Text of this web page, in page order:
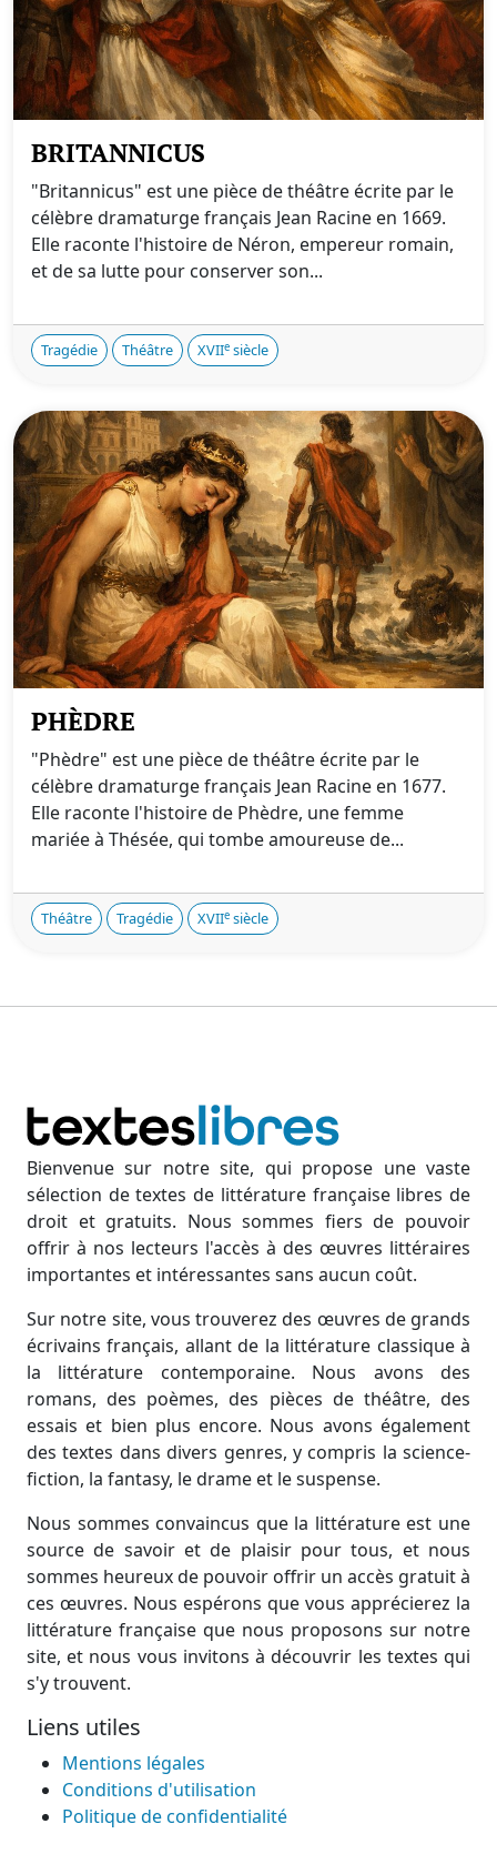
BRITANNICUS
"Britannicus" est une pièce de théâtre écrite par le
célèbre dramaturge français Jean Racine en 1669.
Elle raconte l'histoire de Néron, empereur romain,
et de sa lutte pour conserver son...
Tragédie Théâtre XVIIe siècle
PHÈDRE
"Phèdre" est une pièce de théâtre écrite par le
célèbre dramaturge français Jean Racine en 1677.
Elle raconte l'histoire de Phèdre, une femme
mariée à Thésée, qui tombe amoureuse de...
Théâtre Tragédie XVIIe siècle
Bienvenue sur notre site, qui propose une vaste
sélection de textes de littérature française libres de
droit et gratuits. Nous sommes fiers de pouvoir
offrir à nos lecteurs l'accès à des œuvres littéraires
importantes et intéressantes sans aucun coût.
Sur notre site, vous trouverez des œuvres de grands
écrivains français, allant de la littérature classique à
la littérature contemporaine. Nous avons des
romans, des poèmes, des pièces de théâtre, des
essais et bien plus encore. Nous avons également
des textes dans divers genres, y compris la science-
fiction, la fantasy, le drame et le suspense.
Nous sommes convaincus que la littérature est une
source de savoir et de plaisir pour tous, et nous
sommes heureux de pouvoir offrir un accès gratuit à
ces œuvres. Nous espérons que vous apprécierez la
littérature française que nous proposons sur notre
site, et nous vous invitons à découvrir les textes qui
s'y trouvent.
Liens utiles
Mentions légales
Conditions d'utilisation
Politique de confidentialité